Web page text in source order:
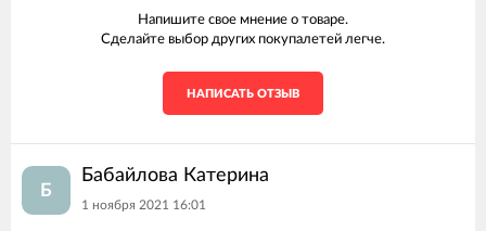
Напишите свое мнение о товаре.
Сделайте выбор других покупалетей легче.
НАПИСАТЬ ОТЗЫВ
Б
Бабайлова Катерина
1 ноября 2021 16:01